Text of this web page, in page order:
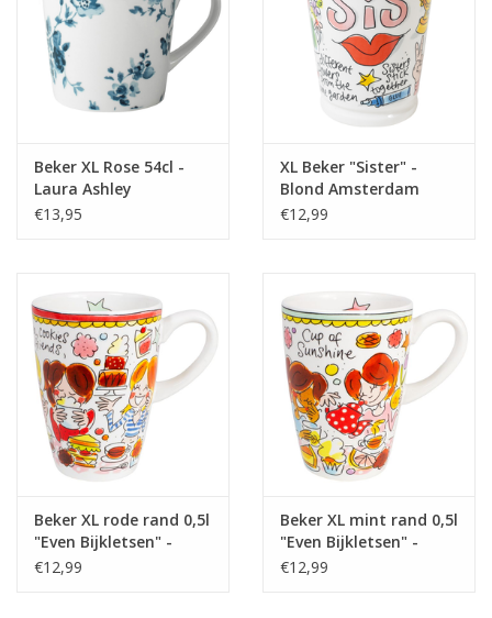
Sieraden
Hebbedingen
Wenskaarten
Brievenbus Kadootjes
Kadobonnen
Geslaagd!
Beker XL Rose 54cl -
Laura Ashley
€13,95
XL Beker "Sister" -
Blond Amsterdam
€12,99
Beker XL rode rand 0,5l
"Even Bijkletsen" -
Blond Amsterdam
€12,99
Beker XL mint rand 0,5l
"Even Bijkletsen" -
Blond Amsterdam
€12,99